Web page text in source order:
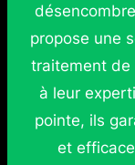
propose une
traitement de
à leur
pointe, ils
et